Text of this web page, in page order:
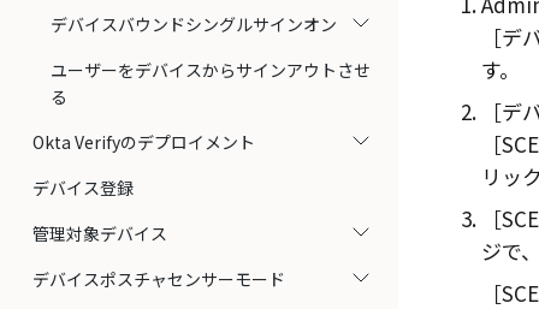
デバイスバウンドシングルサインオン
ユーザーをデバイスからサインアウトさせ
る
Okta Verifyのデプロイメント
デバイス登録
管理対象デバイス
デバイスポスチャセンサーモード
デ
す。
デ
リッ
ジで